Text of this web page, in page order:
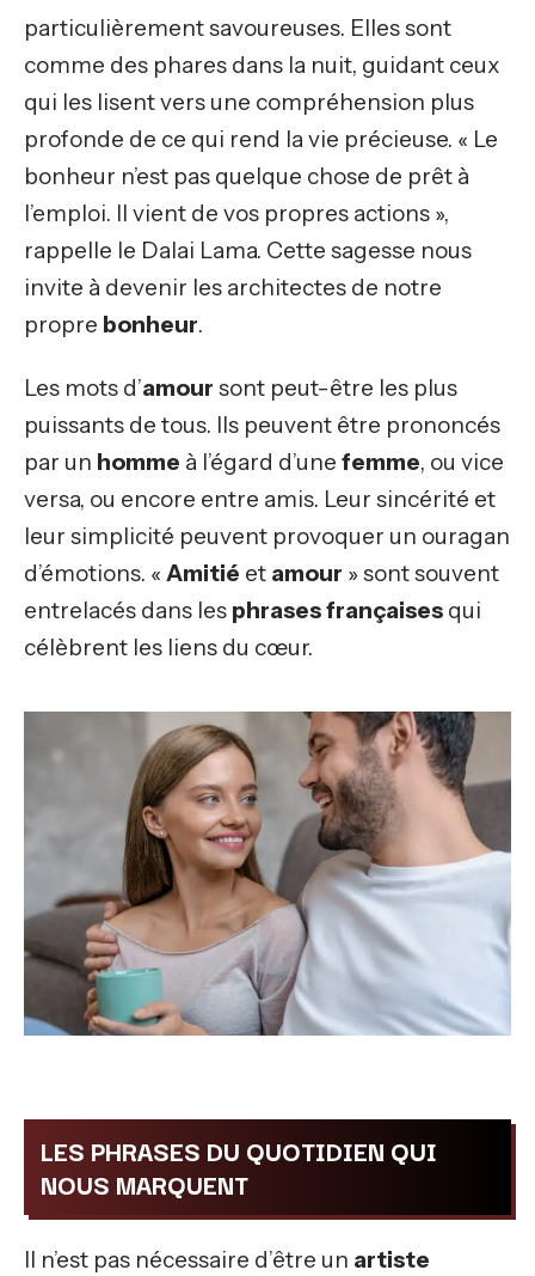
particulièrement savoureuses. Elles sont
comme des phares dans la nuit, guidant ceux
qui les lisent vers une compréhension plus
profonde de ce qui rend la vie précieuse. « Le
bonheur n’est pas quelque chose de prêt à
l’emploi. Il vient de vos propres actions »,
rappelle le Dalai Lama. Cette sagesse nous
invite à devenir les architectes de notre
propre bonheur.
Les mots d’amour sont peut-être les plus
puissants de tous. Ils peuvent être prononcés
par un homme à l’égard d’une femme, ou vice
versa, ou encore entre amis. Leur sincérité et
leur simplicité peuvent provoquer un ouragan
d’émotions. « Amitié et amour » sont souvent
entrelacés dans les phrases françaises qui
célèbrent les liens du cœur.
LES PHRASES DU QUOTIDIEN QUI
NOUS MARQUENT
Il n’est pas nécessaire d’être un artiste